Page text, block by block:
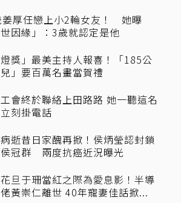
厚任戀上小2輪女友！ 她曝
世因緣」：3歲就認定是他
燈獎」最美主持人報喜！「185公
」要百萬名畫當賀禮
會終於聯絡上田路路 她一聽這名
刻掛電話
逝昔日家醜再掀！侯炳瑩認封鎖
冠群 兩度抗癌近況曝光
旦于珊當紅之際為愛息影！半導
黃崇仁離世 40年寵妻佳話掀...